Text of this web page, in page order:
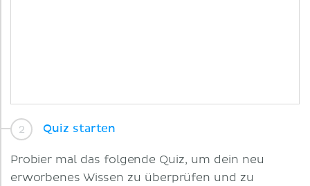
Quiz starten
Probier mal das folgende Quiz, um dein neu
erworbenes Wissen zu überprüfen und zu